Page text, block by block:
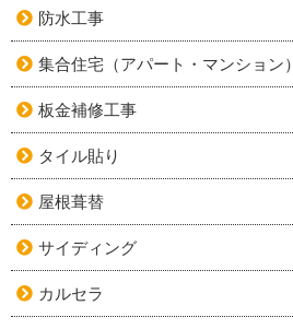
防水工事
集合住宅（アパート・マンション）
板金補修工事
タイル貼り
屋根葺替
サイディング
カルセラ